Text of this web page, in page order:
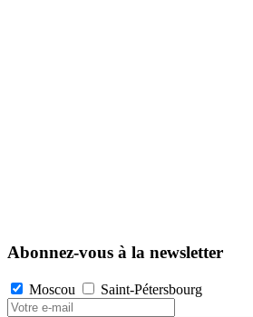
Abonnez-vous à la newsletter
Moscou Saint-Pétersbourg